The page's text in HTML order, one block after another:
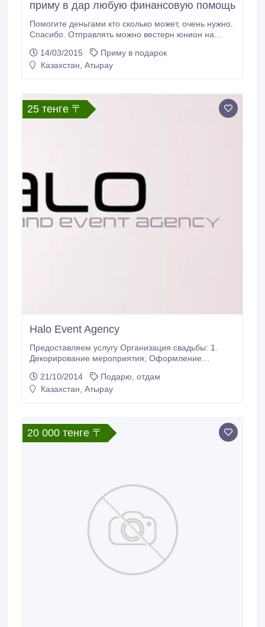
приму в дар любую финансовую помощь
Помогите деньгами кто сколько может, очень нужно.
Спасибо. Отправлять можно вестерн юнион на
контрольный номер скидывайте на тел
87024968360. Всем откликнувшимся огромное
14/03/2015
Приму в подарок
Казахстан, Атырау
25 тенге 〒
Halo Event Agency
Предоставляем услугу Организация свадьбы: 1.
Декорирование мероприятия; Оформление
стульев (ленточки, банты, чехлы, цветы)
Оформление столов гостей (цветами, скатертями,
столов, бонбоньерки Список рассадки гостей
Оформление шарами (арки из шаров, гелиевые
шары, различные стойки из шаров) Свадебный
21/10/2014
Подарю, отдам
Казахстан, Атырау
20 000 тенге 〒